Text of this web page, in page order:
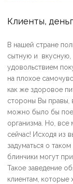
Клиенты,
В нашей стране
сытную и
удовольствием
на плохое
как же здоровое
стороны Вы правы,
можно было бы
организма. Но,
сейчас! Исходя из
задуматься о
блинчики могут
Такое заведение
клиентам, которые